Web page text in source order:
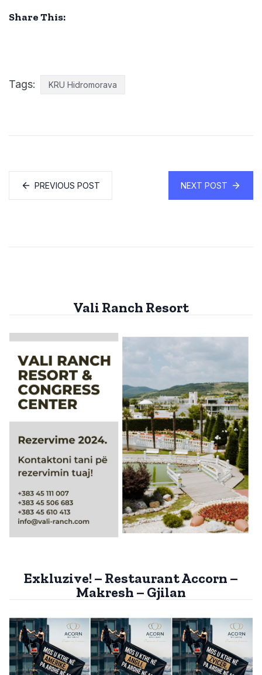
Share This:
Tags: KRU Hidromorava
PREVIOUS POST NEXT POST
Vali Ranch Resort
Exkluzive! – Restaurant Accorn –
Makresh – Gjilan